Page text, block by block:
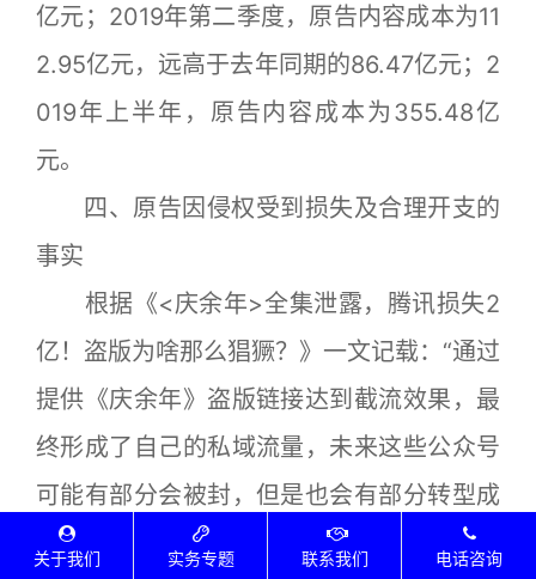
亿元；2019年第二季度，原告内容成本为11
2.95亿元，远高于去年同期的86.47亿元；2
019年上半年，原告内容成本为355.48亿
元。
四、原告因侵权受到损失及合理开支的
事实
根据《<庆余年>全集泄露，腾讯损失2
亿！盗版为啥那么猖獗？》一文记载：“通过
提供《庆余年》盗版链接达到截流效果，最
终形成了自己的私域流量，未来这些公众号
可能有部分会被封，但是也会有部分转型成
为影视账号。盈利方式也很简单，娱乐类的
关于我们 实务专题 联系我们 电话咨询